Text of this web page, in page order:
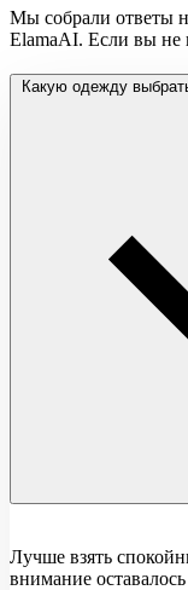
Мы собрали ответы
ElamaAI. Если вы
Какую одежду
Лучше взять
внимание